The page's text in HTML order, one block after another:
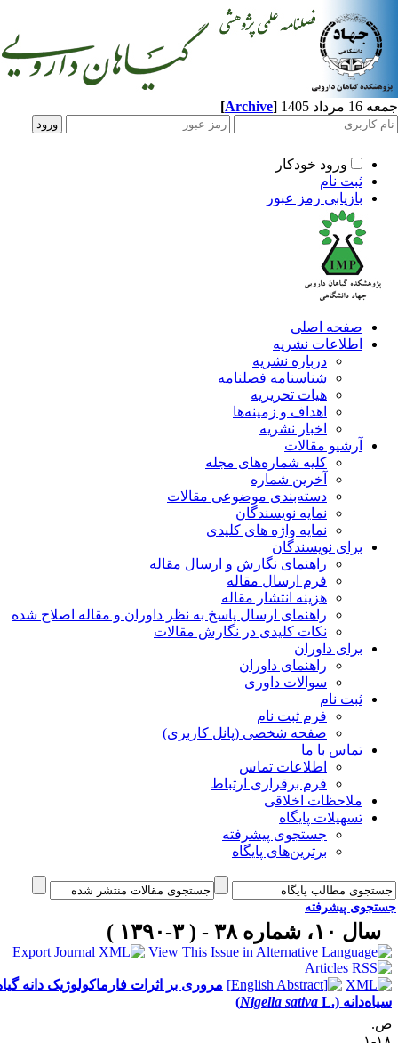
1405
[Archive]
ورود خودکار
ثبت نام
بازیابی رمز عبور
صفحه اصلی
اطلاعات نشریه
درباره نشریه
شناسنامه فصلنامه
هیات تحریریه
اهداف و زمینه‌ها
اخبار نشریه
آرشیو مقالات
کلیه شماره‌های مجله
آخرین شماره
دسته‌بندی موضوعی مقالات
نمایه نویسندگان
نمایه واژه های کلیدی
برای نویسندگان
راهنمای نگارش و ارسال مقاله
فرم ارسال مقاله
هزینه انتشار مقاله
راهنمای ارسال پاسخ به نظر داوران و مقاله اصلاح شده
نکات کلیدی در نگارش مقالات
برای داوران
راهنمای داوران
سوالات داوری
ثبت نام
فرم ثبت نام
صفحه شخصی (پانل کاربری)
تماس با ما
اطلاعات تماس
فرم برقراری ارتباط
ملاحظات اخلاقی
تسهیلات پایگاه
جستجوی پیشرفته
برترین‌های پایگاه
پیشرفته
شماره ۳۸ - ( ۳-۱۳۹۰ )
مروری بر اثرات فارماکولوژیک دانه گیاه
(.
Nigella sativa L)